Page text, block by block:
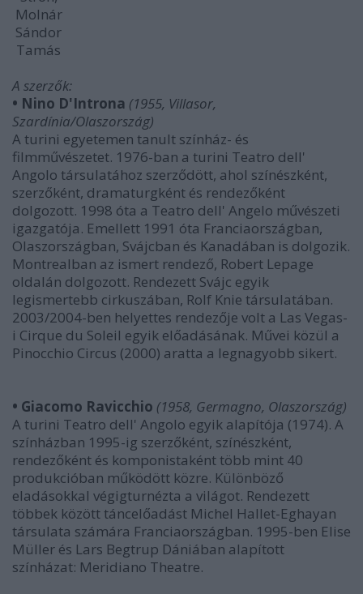
Molnár
Sándor
Tamás
A szerzők:
• Nino D'Introna (1955, Villasor,
Szardínia/Olaszország)
A turini egyetemen tanult színház- és
filmművészetet. 1976-ban a turini Teatro dell'
Angolo társulatához szerződött, ahol színészként,
szerzőként, dramaturgként és rendezőként
dolgozott. 1998 óta a Teatro dell' Angelo művészeti
igazgatója. Emellett 1991 óta Franciaországban,
Olaszországban, Svájcban és Kanadában is dolgozik.
Montrealban az ismert rendező, Robert Lepage
oldalán dolgozott. Rendezett Svájc egyik
legismertebb cirkuszában, Rolf Knie társulatában.
2003/2004-ben helyettes rendezője volt a Las Vegas-
i Cirque du Soleil egyik előadásának. Művei közül a
Pinocchio Circus (2000) aratta a legnagyobb sikert.
• Giacomo Ravicchio (1958, Germagno, Olaszország)
A turini Teatro dell' Angolo egyik alapítója (1974). A
színházban 1995-ig szerzőként, színészként,
rendezőként és komponistaként több mint 40
produkcióban működött közre. Különböző
eladásokkal végigturnézta a világot. Rendezett
többek között táncelőadást Michel Hallet-Eghayan
társulata számára Franciaországban. 1995-ben Elise
Müller és Lars Begtrup Dániában alapított
színházat: Meridiano Theatre.